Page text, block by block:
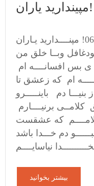
مپیندارید یاران!
امین الله مفکرامینی 2026-02-06! مپنــــدارید یـاران
وبــا خلق من
ی بس افسانــــه ام
ام که زعشق تا
دم باینـــــرو
برنیــــارم
که عشقست
دم خـــدا باشد
بیشتر بخوانید